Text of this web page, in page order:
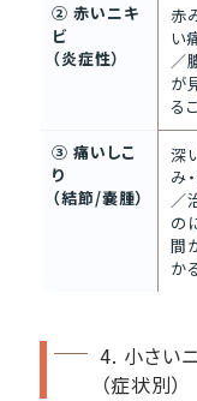
② 赤いニキ
ビ
（炎症性）
赤
い
／
が
る
③ 痛いしこ
り
（結節/嚢腫）
深
み
／
の
間
か
4. 小さい
（症状別）